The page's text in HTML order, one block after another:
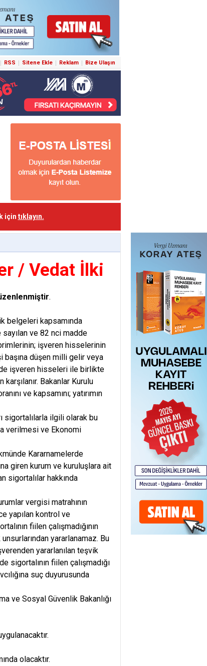
RSS Sitene Ekle Reklam Bize Ulaşın
için tıklayın.
/ Vedat İlki
.
belgeleri kapsamında
ve 82 nci madde
işveren hisselerinin
başına düşen milli gelir veya
işveren hisseleri ile birlikte
Bakanlar Kurulu
ve kapsamını; yatırımın
sigortalılarla ilgili olarak bu
verilmesi ve Ekonomi
Kararnamelerde
giren kurum ve kuruluşlara ait
sigortalılar hakkında
vergisi matrahının
yapılan kontrol ve
fiilen çalışmadığının
yararlanamaz. Bu
yararlanılan teşvik
sigortalının fiilen çalışmadığı
suç duyurusunda
ve Sosyal Güvenlik Bakanlığı
olacaktır.